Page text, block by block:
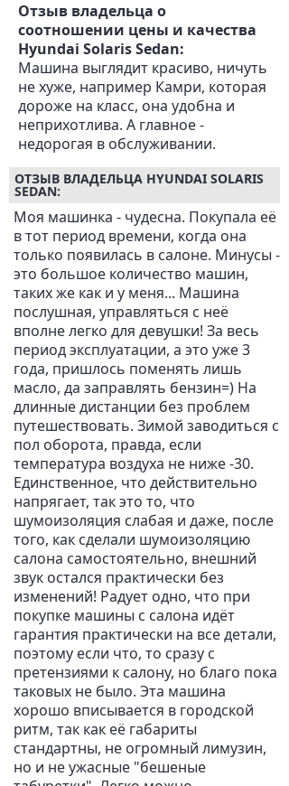
Отзыв владельца о
соотношении цены и качества
Hyundai Solaris Sedan:
Машина выглядит красиво, ничуть
не хуже, например Камри, которая
дороже на класс, она удобна и
неприхотлива. А главное -
недорогая в обслуживании.
ОТЗЫВ ВЛАДЕЛЬЦА HYUNDAI SOLARIS
SEDAN:
Моя машинка - чудесна. Покупала её
в тот период времени, когда она
только появилась в салоне. Минусы -
это большое количество машин,
таких же как и у меня... Машина
послушная, управляться с неё
вполне легко для девушки! За весь
период эксплуатации, а это уже 3
года, пришлось поменять лишь
масло, да заправлять бензин=) На
длинные дистанции без проблем
путешествовать. Зимой заводиться с
пол оборота, правда, если
температура воздуха не ниже -30.
Единственное, что действительно
напрягает, так это то, что
шумоизоляция слабая и даже, после
того, как сделали шумоизоляцию
салона самостоятельно, внешний
звук остался практически без
изменений! Радует одно, что при
покупке машины с салона идёт
гарантия практически на все детали,
поэтому если что, то сразу с
претензиями к салону, но благо пока
таковых не было. Эта машина
хорошо вписывается в городской
ритм, так как её габариты
стандартны, не огромный лимузин,
но и не ужасные "бешеные